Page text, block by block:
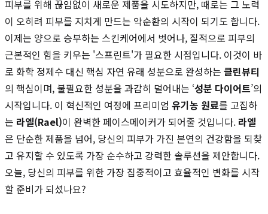
피부를 위해 끊임없이 새로운 제품을 시도하지만, 때로는 그 노력
이 오히려 피부를 지치게 만드는 악순환의 시작이 되기도 합니다.
이제는 양으로 승부하는 스킨케어에서 벗어나, 질적으로 피부의
근본적인 힘을 키우는 '스프린트'가 필요한 시점입니다. 이것이 바
로 화학 정제수 대신 핵심 자연 유래 성분으로 완성하는 클린뷰티
의 핵심이며, 불필요한 성분을 과감히 덜어내는 ‘성분 다이어트’의
시작입니다. 이 혁신적인 여정에 프리미엄 유기농 원료를 고집하
는 라엘(Rael)이 완벽한 페이스메이커가 되어줄 것입니다. 라엘
은 단순한 제품을 넘어, 당신의 피부가 가진 본연의 건강함을 되찾
고 유지할 수 있도록 가장 순수하고 강력한 솔루션을 제안합니다.
오늘, 당신의 피부를 위한 가장 집중적이고 효율적인 변화를 시작
할 준비가 되셨나요?